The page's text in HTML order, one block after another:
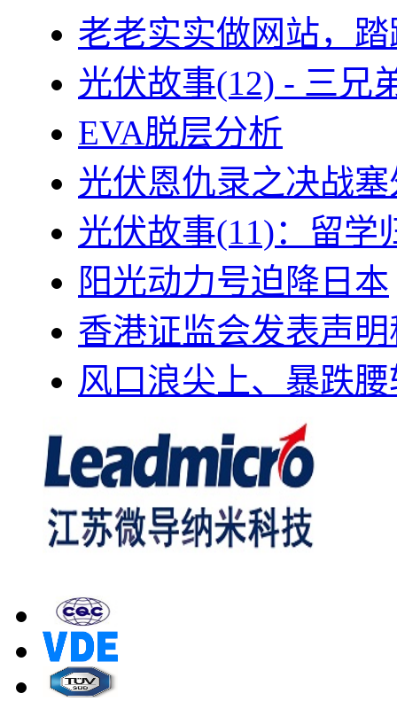
老老实实做网站，
光伏故事(12) - 三兄
EVA脱层分析
光伏恩仇录之决战
光伏故事(11)：留学
阳光动力号迫降日本
香港证监会发表声
风口浪尖上、暴跌